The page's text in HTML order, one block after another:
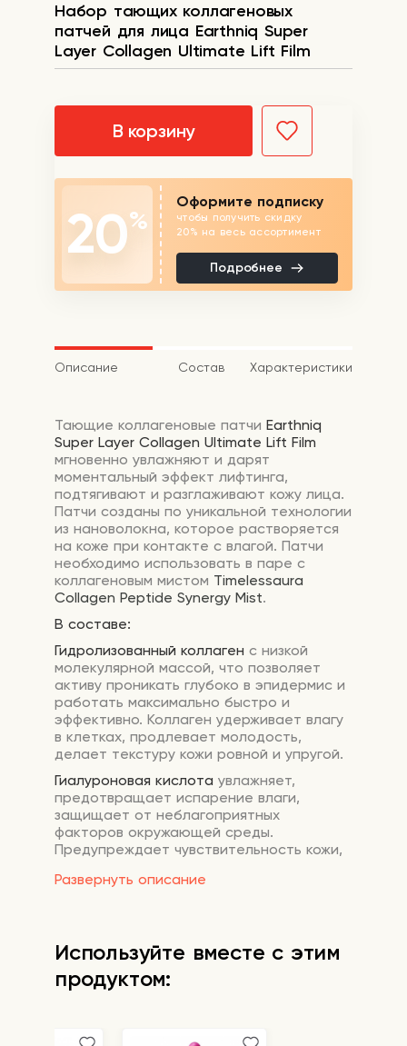
Набор тающих коллагеновых
патчей для лица Earthniq Super
Layer Collagen Ultimate Lift Film
В корзину
20%
Оформите подписку
чтобы получить скидку
20% на весь ассортимент
Подробнее
Описание Состав Характеристики
Развернуть описание
Тающие коллагеновые патчи Earthniq
Super Layer Collagen Ultimate Lift Film
мгновенно увлажняют и дарят
моментальный эффект лифтинга,
подтягивают и разглаживают кожу лица.
Патчи созданы по уникальной технологии
из нановолокна, которое растворяется
на коже при контакте с влагой. Патчи
необходимо использовать в паре с
коллагеновым мистом Timelessaura
Collagen Peptide Synergy Mist.
В составе:
Гидролизованный коллаген с низкой
молекулярной массой, что позволяет
активу проникать глубоко в эпидермис и
работать максимально быстро и
эффективно. Коллаген удерживает влагу
в клетках, продлевает молодость,
делает текстуру кожи ровной и упругой.
Гиалуроновая кислота увлажняет,
предотвращает испарение влаги,
защищает от неблагоприятных
факторов окружающей среды.
Предупреждает чувствительность кожи,
тургор.
Патчи для лба — 4 шт;
Патчи для носогубной зоны — 4 пары, 8
Способ применения:
патчи необходимо
Используйте вместе с этим
продуктом: